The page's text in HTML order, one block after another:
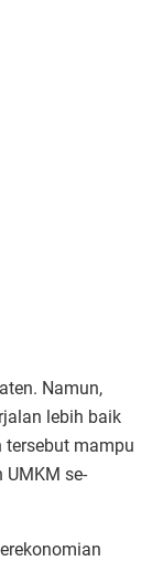
Namun,
lebih baik
tersebut mampu
se-